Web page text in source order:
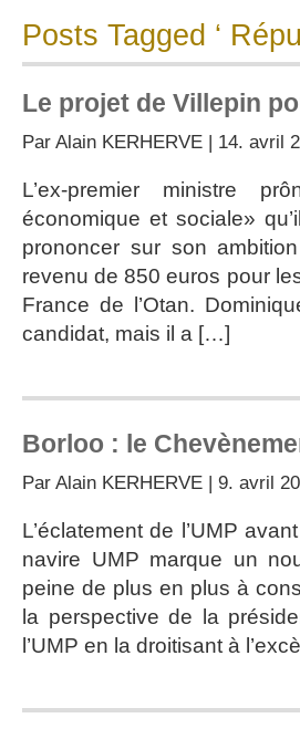
Posts Tagged ‘
Le projet de Villepin
Par Alain KERHERVE | 14. avril
L’ex-premier ministre
économique et sociale»
prononcer sur son
revenu de 850 euros pour
France de l’Otan.
candidat, mais il a […]
Borloo : le
Par Alain KERHERVE | 9. avril
L’éclatement de l’UMP
navire UMP marque un
peine de plus en plus à
la perspective de la
l’UMP en la droitisant à